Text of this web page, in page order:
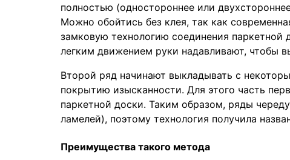
полностью (одностороннее или
Можно обойтись без клея, так как
замковую технологию соединения
легким движением руки надавливают, чтобы
Второй ряд начинают выкладывать с
покрытию изысканности. Для этого часть
паркетной доски. Таким образом, ряды
ламелей), поэтому технология получила
Преимущества такого метода